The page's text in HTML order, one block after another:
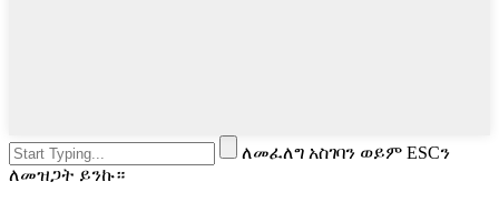
ለመፈለግ አስገባን ወይም ESCን
ለመዝጋት ይንኩ።